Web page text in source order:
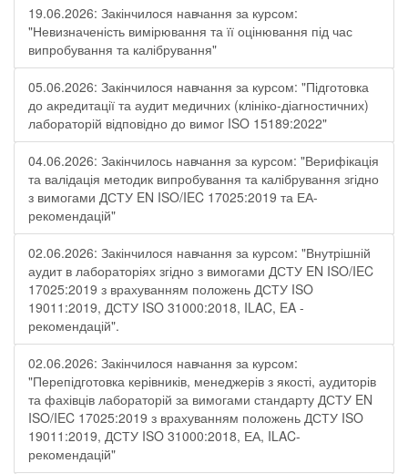
19.06.2026: Закінчилося навчання за курсом:
"Невизначеність вимірювання та її оцінювання під час
випробування та калібрування"
05.06.2026: Закінчилося навчання за курсом: "Підготовка
до акредитації та аудит медичних (клініко-діагностичних)
лабораторій відповідно до вимог ISO 15189:2022"
04.06.2026: Закінчилось навчання за курсом: "Верифікація
та валідація методик випробування та калібрування згідно
з вимогами ДСТУ EN ISO/IEC 17025:2019 та ЕА-
рекомендацій"
02.06.2026: Закінчилося навчання за курсом: "Внутрішній
аудит в лабораторіях згідно з вимогами ДСТУ EN ISO/IEC
17025:2019 з врахуванням положень ДСТУ ISO
19011:2019, ДСТУ ISO 31000:2018, ILAC, EA -
рекомендацій".
02.06.2026: Закінчилося навчання за курсом:
"Перепідготовка керівників, менеджерів з якості, аудиторів
та фахівців лабораторій за вимогами стандарту ДСТУ EN
ISO/IEC 17025:2019 з врахуванням положень ДСТУ ISO
19011:2019, ДСТУ ISO 31000:2018, ЕА, ILAC-
рекомендацій"